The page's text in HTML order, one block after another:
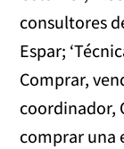
consultores
Espar;
Comprar,
coordinador,
comprar una